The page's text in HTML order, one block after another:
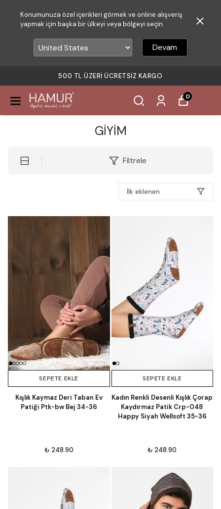
Konumunuza özel içerikleri görmek ve online alışveriş
yapmak için başka bir ülkeyi veya bölgeyi seçin.
Devam
500 TL ÜZERI ÜCRETSIZ KARGO
0
GİYİM
Filtrele
İlk eklenen
SEPETE EKLE
Kışlık Kaymaz Deri Taban Ev
Patiği Ptk-bw Bej 34-36
₺ 248.90
SEPETE EKLE
Kadın Renkli Desenli Kışlık Çorap
Kaydırmaz Patik Crp-048
Happy Siyah Wellsoft 35-36
₺ 248.90